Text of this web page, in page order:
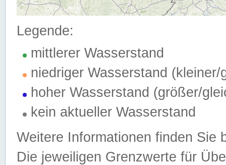
Legende:
mittlerer Wasserstand
niedriger Wasserstand (kleiner/
hoher Wasserstand (größer/
kein aktueller Wasserstand
Weitere Informationen finden Sie
Die jeweiligen Grenzwerte für